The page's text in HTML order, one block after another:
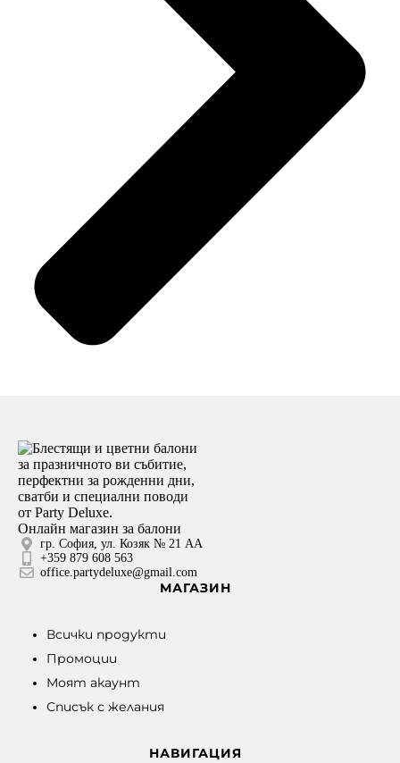
Онлайн магазин за балони
гр. София, ул. Козяк № 21 АА
+359 879 608 563
office.partydeluxe@gmail.com
МАГАЗИН
Всички продукти
Промоции
Моят акаунт
Списък с желания
НАВИГАЦИЯ